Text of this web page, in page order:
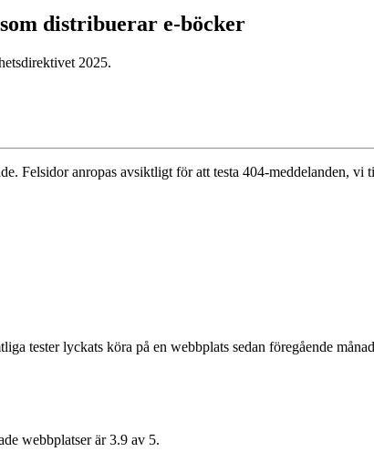
distribuerar e-böcker
2025.
Felsidor anropas avsiktligt för att testa 404-meddelanden, vi
tester lyckats köra på en webbplats sedan föregående
webbplatser är 3.9 av 5.